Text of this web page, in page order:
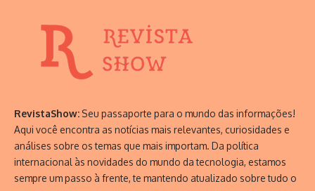
RevistaShow: Seu passaporte para o mundo das informações!
Aqui você encontra as notícias mais relevantes, curiosidades e
análises sobre os temas que mais importam. Da política
internacional às novidades do mundo da tecnologia, estamos
sempre um passo à frente, te mantendo atualizado sobre tudo o